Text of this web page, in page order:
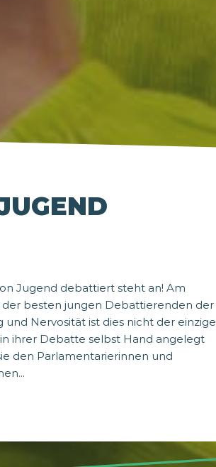
Jugend debattiert steht an! Am
besten jungen Debattierenden der
Nervosität ist dies nicht der einzige
ihrer Debatte selbst Hand angelegt
den Parlamentarierinnen und